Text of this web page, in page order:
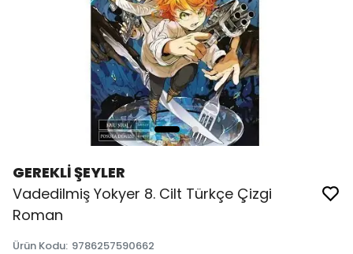
GEREKLİ ŞEYLER
Vadedilmiş Yokyer 8. Cilt Türkçe Çizgi
Roman
Ürün Kodu: 9786257590662